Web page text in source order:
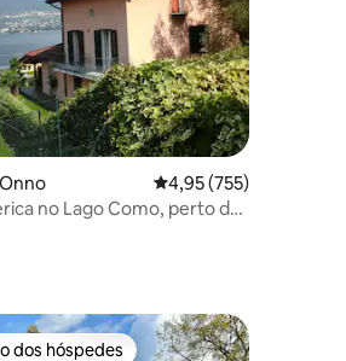
de 5, 43 avaliações
4,95 de uma avaliação
4,95 (755)
no Lago Como, perto de
dos hóspedes